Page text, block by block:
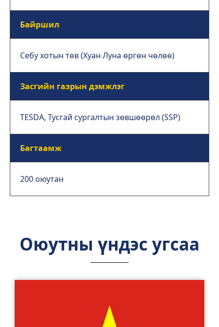
Байршил
Себу хотын төв (Хуан Луна өргөн чөлөө)
Засгийн газрын дэмжлэг
TESDA, Тусгай сургалтын зөвшөөрөл (SSP)
Багтаамж
200 оюутан
Оюутны үндэс угсаа